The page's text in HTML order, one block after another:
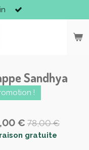
Sandhya
!
€ 78,00 €
gratuite